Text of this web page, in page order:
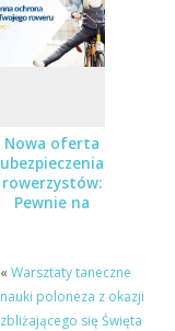
do wygrania
podwójne
zaproszenia!
Nowa oferta
ubezpieczenia
rowerzystów:
Pewnie na
« Warsztaty taneczne
nauki poloneza z okazji
zbliżającego się Święta